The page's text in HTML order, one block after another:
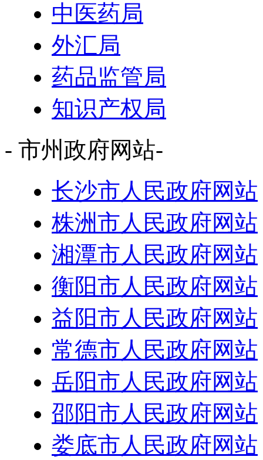
中医药局
外汇局
药品监管局
知识产权局
- 市州政府网站-
长沙市人民政府网站
株洲市人民政府网站
湘潭市人民政府网站
衡阳市人民政府网站
益阳市人民政府网站
常德市人民政府网站
岳阳市人民政府网站
邵阳市人民政府网站
娄底市人民政府网站